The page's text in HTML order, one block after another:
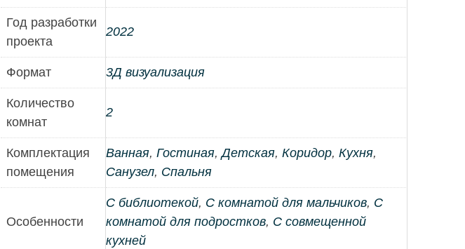
Год разработки
проекта
2022
Формат 3Д визуализация
Количество
комнат
2
Комплектация
помещения
Ванная, Гостиная,Детская, Коридор, Кухня,
Санузел, Спальня
Особенности
С библиотекой, С комнатой для мальчиков, С
комнатой для подростков, С совмещенной
кухней